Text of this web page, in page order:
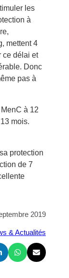
les
à
mettent 4
ce délai et
Donc
pas à
à 12
mois.
protection
de 7
2019
& Actualités